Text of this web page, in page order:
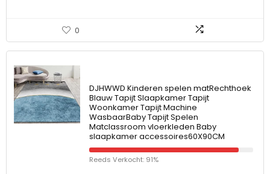
0
DJHWWD Kinderen spelen matRechthoek
Blauw Tapijt Slaapkamer Tapijt
Woonkamer Tapijt Machine
WasbaarBaby Tapijt Spelen
Matclassroom vloerkleden Baby
slaapkamer accessoires60X90CM
Reeds Verkocht: 91%